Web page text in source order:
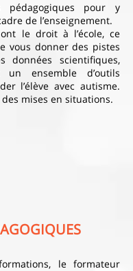
pédagogiques pour y
de l’enseignement.
le droit à l’école, ce
vous donner des pistes
données scientifiques,
ensemble d’outils
l’élève avec autisme.
mises en situations.
le formateur